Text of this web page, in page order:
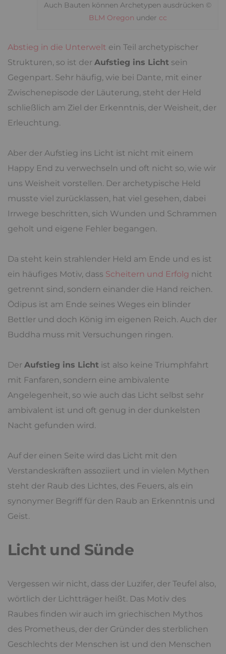
Auch Bauten können Archetypen ausdrücken ©
BLM Oregon under cc
Abstieg in die Unterwelt ein Teil archetypischer
Strukturen, so ist der Aufstieg ins Licht sein
Gegenpart. Sehr häufig, wie bei Dante, mit einer
Zwischenepisode der Läuterung, steht der Held
schließlich am Ziel der Erkenntnis, der Weisheit, der
Erleuchtung.
Aber der Aufstieg ins Licht ist nicht mit einem
Happy End zu verwechseln und oft nicht so, wie wir
uns Weisheit vorstellen. Der archetypische Held
musste viel zurücklassen, hat viel gesehen, dabei
Irrwege beschritten, sich Wunden und Schrammen
geholt und eigene Fehler begangen.
Da steht kein strahlender Held am Ende und es ist
ein häufiges Motiv, dass Scheitern und Erfolg nicht
getrennt sind, sondern einander die Hand reichen.
Ödipus ist am Ende seines Weges ein blinder
Bettler und doch König im eigenen Reich. Auch der
Buddha muss mit Versuchungen ringen.
Der Aufstieg ins Licht ist also keine Triumphfahrt
mit Fanfaren, sondern eine ambivalente
Angelegenheit, so wie auch das Licht selbst sehr
ambivalent ist und oft genug in der dunkelsten
Nacht gefunden wird.
Auf der einen Seite wird das Licht mit den
Verstandeskräften assoziiert und in vielen Mythen
steht der Raub des Lichtes, des Feuers, als ein
synonymer Begriff für den Raub an Erkenntnis und
Geist.
Licht und Sünde
Vergessen wir nicht, dass der Luzifer, der Teufel also,
wörtlich der Lichtträger heißt. Das Motiv des
Raubes finden wir auch im griechischen Mythos
des Prometheus, der der Gründer des sterblichen
Geschlechts der Menschen ist und den Menschen